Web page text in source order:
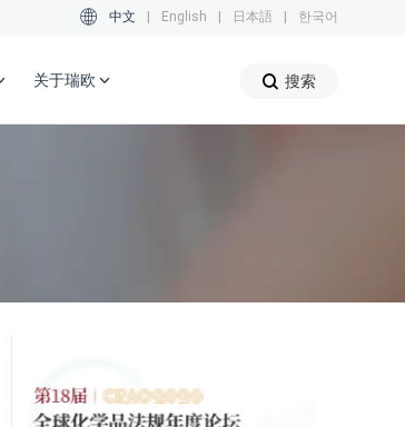
中文 English 日本語 한국어
关于瑞欧 搜索